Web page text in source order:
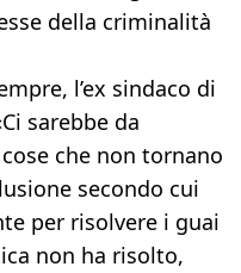
della criminalità
l’ex sindaco di
sarebbe da
che non tornano
secondo cui
per risolvere i guai
non ha risolto,